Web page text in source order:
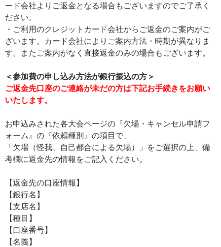
ード会社よりご返金となる場合もございますのでご了承く
ださい。
・ご利用のクレジットカード会社からご返金のご案内がご
ざいます。カード会社によりご案内方法・時期が異なりま
す。またご案内がなく直接返金のみの場合もございます。
＜参加費の申し込み方法が銀行振込の方＞
ご返金先口座のご連絡が未だの方は下記お手続きをお願い
いたします。
お申込みされた各大会ページの『欠場・キャンセル申請フ
ォーム』の『依頼種別』の項目で、
「欠場（怪我、自己都合による欠場）」をご選択の上、備
考欄に返金先の情報をご記入ください。
【返金先の口座情報】
【銀行名】
【支店名】
【種目】
【口座番号】
【名義】